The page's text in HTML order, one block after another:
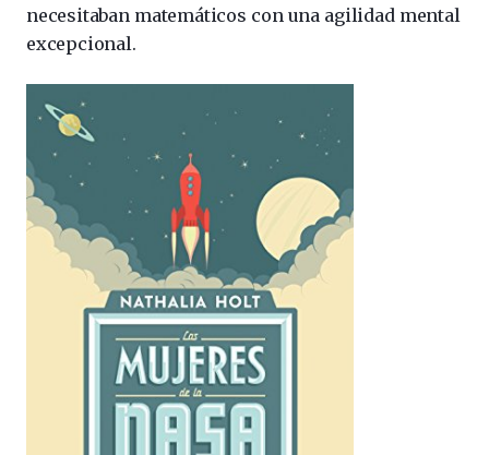
necesitaban matemáticos con una agilidad mental
excepcional.